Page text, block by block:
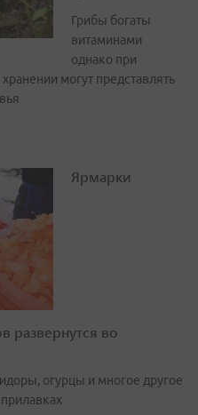
Грибы богаты
витаминами
однако при
могут представлять
Ярмарки
развернутся во
огурцы и многое другое